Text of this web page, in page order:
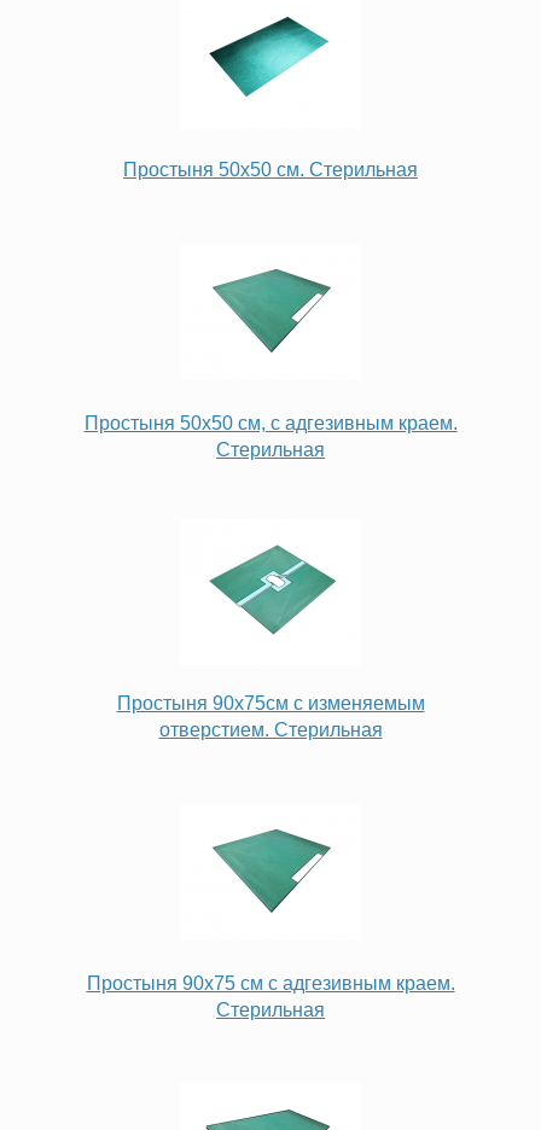
Простыня 50х50 см. Стерильная
Простыня 50х50 см, с адгезивным краем.
Стерильная
Простыня 90х75см с изменяемым
отверстием. Стерильная
Простыня 90х75 см с адгезивным краем.
Стерильная